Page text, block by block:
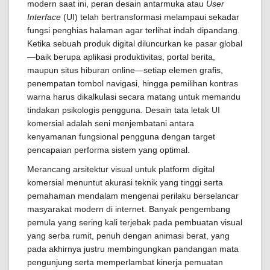
modern saat ini, peran desain antarmuka atau User
Interface (UI) telah bertransformasi melampaui sekadar
fungsi penghias halaman agar terlihat indah dipandang.
Ketika sebuah produk digital diluncurkan ke pasar global
—baik berupa aplikasi produktivitas, portal berita,
maupun situs hiburan online—setiap elemen grafis,
penempatan tombol navigasi, hingga pemilihan kontras
warna harus dikalkulasi secara matang untuk memandu
tindakan psikologis pengguna. Desain tata letak UI
komersial adalah seni menjembatani antara
kenyamanan fungsional pengguna dengan target
pencapaian performa sistem yang optimal.
Merancang arsitektur visual untuk platform digital
komersial menuntut akurasi teknik yang tinggi serta
pemahaman mendalam mengenai perilaku berselancar
masyarakat modern di internet. Banyak pengembang
pemula yang sering kali terjebak pada pembuatan visual
yang serba rumit, penuh dengan animasi berat, yang
pada akhirnya justru membingungkan pandangan mata
pengunjung serta memperlambat kinerja pemuatan